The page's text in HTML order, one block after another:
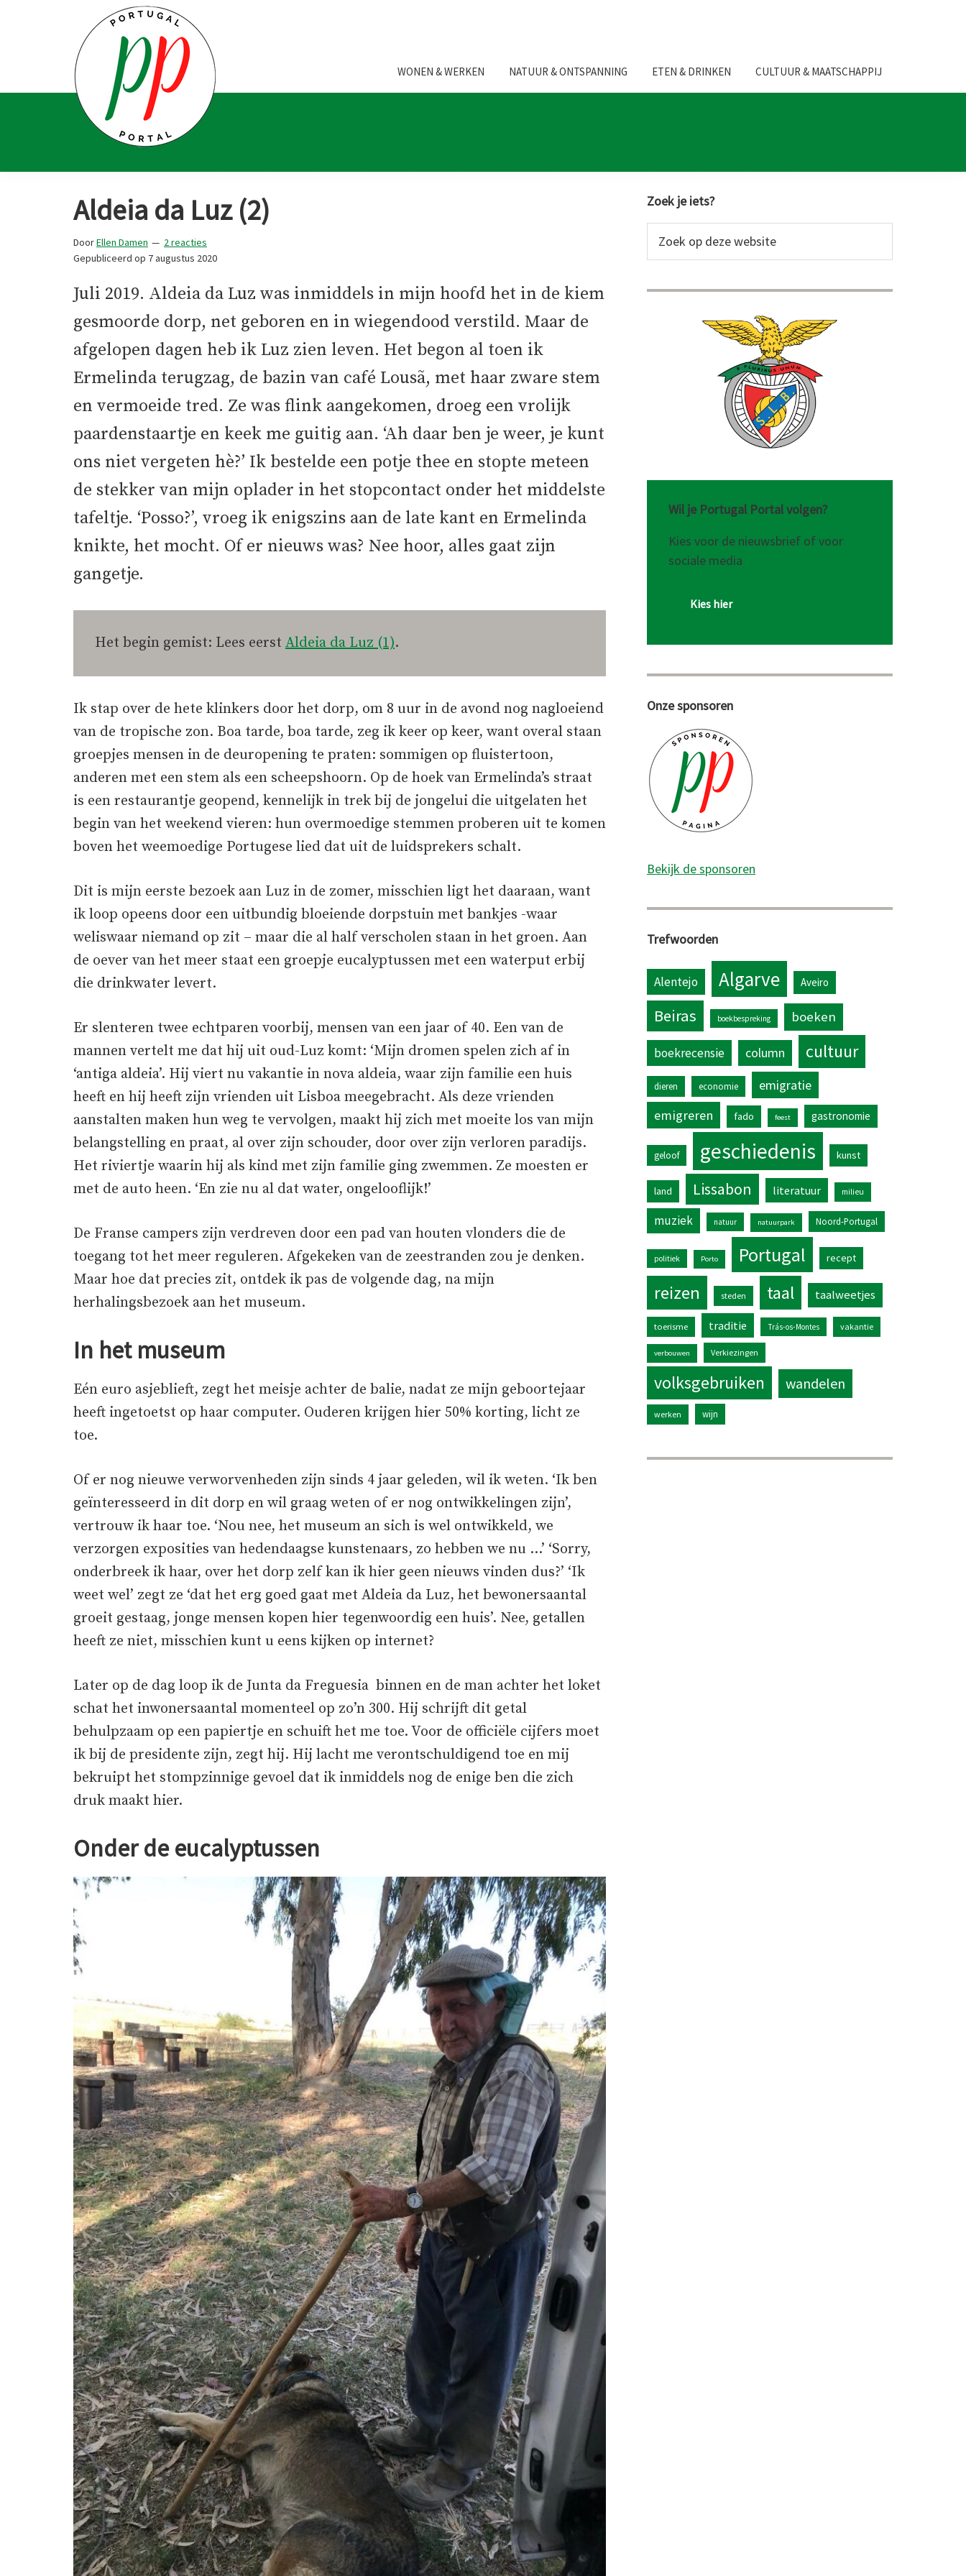
hoofdnavigatie
Portal
en
fanaten
WONEN & WERKEN NATUUR & ONTSPANNING ETEN & DRINKEN CULTUUR & MAATSCHAPPIJ
Aldeia da Luz (2)
DoorEllen Damen
2 reacties
Gepubliceerd op 7 augustus 2020
Juli 2019. Aldeia da Luz was inmiddels in mijn hoofd het in de kiem
gesmoorde dorp, net geboren en in wiegendood verstild. Maar de
afgelopen dagen heb ik Luz zien leven. Het begon al toen ik
Ermelinda terugzag, de bazin van café Lousã, met haar zware stem
en vermoeide tred. Ze was flink aangekomen, droeg een vrolijk
paardenstaartje en keek me guitig aan. ‘Ah daar ben je weer, je kunt
ons niet vergeten hè?’ Ik bestelde een potje thee en stopte meteen
de stekker van mijn oplader in het stopcontact onder het middelste
tafeltje. ‘Posso?’, vroeg ik enigszins aan de late kant en Ermelinda
knikte, het mocht. Of er nieuws was? Nee hoor, alles gaat zijn
gangetje.
Het begin gemist: Lees eerst Aldeia da Luz (1).
Ik stap over de hete klinkers door het dorp, om 8 uur in de avond nog nagloeiend
van de tropische zon. Boa tarde, boa tarde, zeg ik keer op keer, want overal staan
groepjes mensen in de deuropening te praten: sommigen op fluistertoon,
anderen met een stem als een scheepshoorn. Op de hoek van Ermelinda’s straat
is een restaurantje geopend, kennelijk in trek bij de jongelui die uitgelaten het
begin van het weekend vieren: hun overmoedige stemmen proberen uit te komen
boven het weemoedige Portugese lied dat uit de luidsprekers schalt.
Dit is mijn eerste bezoek aan Luz in de zomer, misschien ligt het daaraan, want
ik loop opeens door een uitbundig bloeiende dorpstuin met bankjes -waar
weliswaar niemand op zit – maar die al half verscholen staan in het groen. Aan
de oever van het meer staat een groepje eucalyptussen met een waterput erbij
die drinkwater levert.
Er slenteren twee echtparen voorbij, mensen van een jaar of 40. Een van de
mannen vertelt me dat hij uit oud-Luz komt: ‘Mijn dromen spelen zich af in
‘antiga aldeia’. Hij viert nu vakantie in nova aldeia, waar zijn familie een huis
heeft en hij heeft zijn vrienden uit Lisboa meegebracht. Als deze vrienden
aanstalten maken hun weg te vervolgen, maakt hij zich met moeite los van mijn
belangstelling en praat, al over zijn schouder, door over zijn verloren paradijs.
Het riviertje waarin hij als kind met zijn familie ging zwemmen. Ze moesten er
met de auto heen. ‘En zie nu al dat water, ongelooflijk!’
De Franse campers zijn verdreven door een pad van houten vlonders die de
toegang tot het meer reguleren. Afgekeken van de zeestranden zou je denken.
Maar hoe dat precies zit, ontdek ik pas de volgende dag, na mijn
herhalingsbezoek aan het museum.
In het museum
Eén euro asjeblieft, zegt het meisje achter de balie, nadat ze mijn geboortejaar
heeft ingetoetst op haar computer. Ouderen krijgen hier 50% korting, licht ze
toe.
Of er nog nieuwe verworvenheden zijn sinds 4 jaar geleden, wil ik weten. ‘Ik ben
geïnteresseerd in dit dorp en wil graag weten of er nog ontwikkelingen zijn’,
vertrouw ik haar toe. ‘Nou nee, het museum an sich is wel ontwikkeld, we
verzorgen exposities van hedendaagse kunstenaars, zo hebben we nu …’ ‘Sorry,
onderbreek ik haar, over het dorp zelf kan ik hier geen nieuws vinden dus?’ ‘Ik
weet wel’ zegt ze ‘dat het erg goed gaat met Aldeia da Luz, het bewonersaantal
groeit gestaag, jonge mensen kopen hier tegenwoordig een huis’. Nee, getallen
heeft ze niet, misschien kunt u eens kijken op internet?
Later op de dag loop ik de Junta da Freguesia binnen en de man achter het loket
schat het inwonersaantal momenteel op zo’n 300. Hij schrijft dit getal
behulpzaam op een papiertje en schuift het me toe. Voor de officiële cijfers moet
ik bij de presidente zijn, zegt hij. Hij lacht me verontschuldigend toe en mij
bekruipt het stompzinnige gevoel dat ik inmiddels nog de enige ben die zich
druk maakt hier.
Onder de eucalyptussen
Primaire
Sidebar
Zoek je iets?
op
website
Wil je Portugal Portal volgen?
Kies voor de nieuwsbrief of voor
sociale media
Kies hier
Onze sponsoren
Bekijk de sponsoren
Trefwoorden
Alentejo Algarve Aveiro
Beiras boekbespreking boeken
boekrecensie column cultuur
dieren economie
emigratie
emigreren
fado feest gastronomie
geloof geschiedenis kunst
land Lissabon literatuur milieu
muziek natuur natuurpark Noord-Portugal
politiek Porto Portugal recept
reizen steden taal taalweetjes
toerisme traditie Trás-os-Montes vakantie
verbouwen Verkiezingen
volksgebruiken wandelen
werken wijn